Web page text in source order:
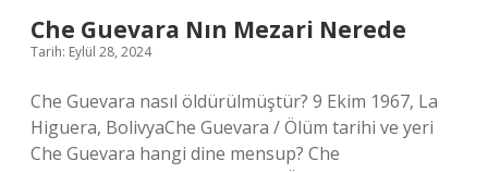
Che Guevara Nın Mezari Nerede
Tarih: Eylül 28, 2024
Che Guevara nasıl öldürülmüştür? 9 Ekim 1967, La
Higuera, BolivyaChe Guevara / Ölüm tarihi ve yeri
Che Guevara hangi dine mensup? Che